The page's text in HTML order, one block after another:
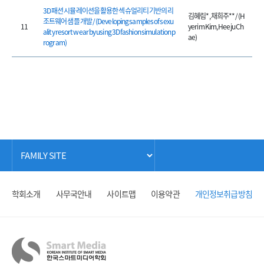
11
3D 패션 시뮬레이션을 활용한 섹슈얼리티 기반의 리
조트웨어 샘플 개발 / (Developing samples of sexu
ality resort wear by using 3D fashion simulation p
rogram)
김혜림*, 채희주** / (H
yerim Kim, Heeju Ch
ae)
학회소개 사무국안내 사이트맵 이용약관 개인정보취급방침